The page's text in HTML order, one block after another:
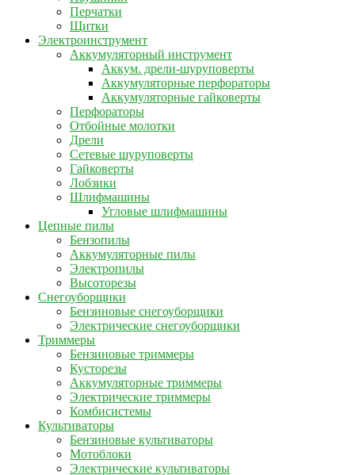
Перчатки
Щитки
Электроинструмент
Аккумуляторный инструмент
Аккум. дрели-шуруповерты
Аккумуляторные перфораторы
Аккумуляторные гайковерты
Перфораторы
Отбойные молотки
Дрели
Сетевые шуруповерты
Гайковерты
Лобзики
Шлифмашины
Угловые шлифмашины
Цепные пилы
Бензопилы
Аккумуляторные пилы
Электропилы
Высоторезы
Снегоуборщики
Бензиновые снегоуборщики
Электрические снегоуборщики
Триммеры
Бензиновые триммеры
Кусторезы
Аккумуляторные триммеры
Электрические триммеры
Комбисистемы
Культиваторы
Бензиновые культиваторы
Мотоблоки
Электрические культиваторы